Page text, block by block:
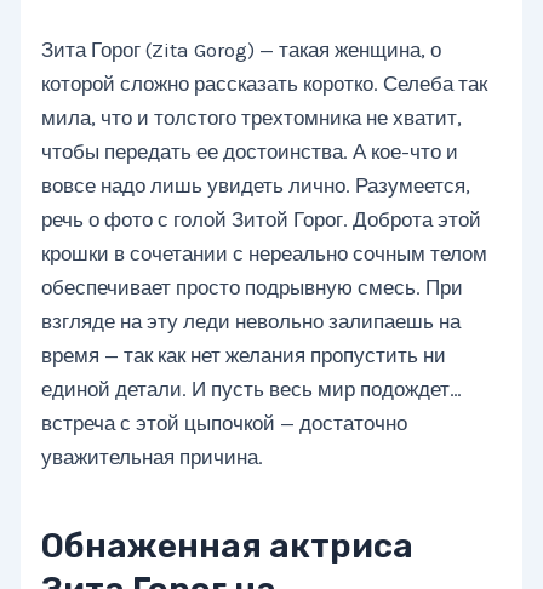
Зита Горог (Zita Gorog) — такая женщина, о
которой сложно рассказать коротко. Селеба так
мила, что и толстого трехтомника не хватит,
чтобы передать ее достоинства. А кое-что и
вовсе надо лишь увидеть лично. Разумеется,
речь о фото с голой Зитой Горог. Доброта этой
крошки в сочетании с нереально сочным телом
обеспечивает просто подрывную смесь. При
взгляде на эту леди невольно залипаешь на
время — так как нет желания пропустить ни
единой детали. И пусть весь мир подождет…
встреча с этой цыпочкой — достаточно
уважительная причина.
Обнаженная актриса